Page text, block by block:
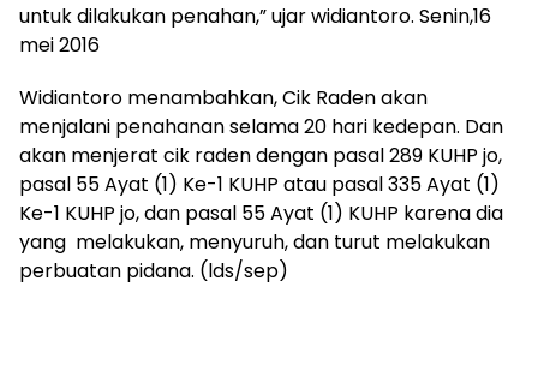
untuk dilakukan penahan,” ujar widiantoro. Senin,16
mei 2016
Widiantoro menambahkan, Cik Raden akan
menjalani penahanan selama 20 hari kedepan. Dan
akan menjerat cik raden dengan pasal 289 KUHP jo,
pasal 55 Ayat (1) Ke-1 KUHP atau pasal 335 Ayat (1)
Ke-1 KUHP jo, dan pasal 55 Ayat (1) KUHP karena dia
yang melakukan, menyuruh, dan turut melakukan
perbuatan pidana. (lds/sep)